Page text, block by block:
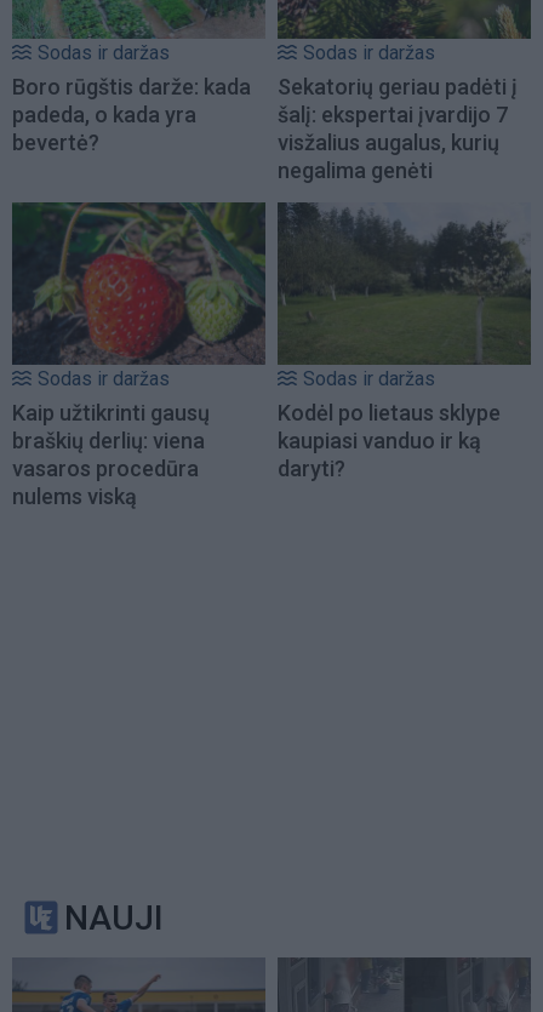
Sodas ir daržas
Boro rūgštis darže: kada
padeda, o kada yra
bevertė?
Sodas ir daržas
Sekatorių geriau padėti į
šalį: ekspertai įvardijo 7
visžalius augalus, kurių
negalima genėti
Sodas ir daržas
Kaip užtikrinti gausų
braškių derlių: viena
vasaros procedūra
nulems viską
Sodas ir daržas
Kodėl po lietaus sklype
kaupiasi vanduo ir ką
daryti?
NAUJI